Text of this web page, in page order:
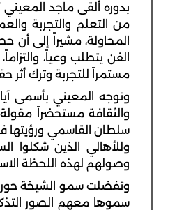
من التعلم والتجربة
المحاولة، مشيراً إلى أن
الفن يتطلب وعياً،
مستمراً للتجربة وترك
وتوجه المعيني بأسمى
والثقافة مستحضراً
سلطان القاسمي ورؤيتها
وللأهالي الذين شكلوا
وصولهم لهذه اللحظة
وتفضلت سمو الشيخة حور
سموها معهم الصور